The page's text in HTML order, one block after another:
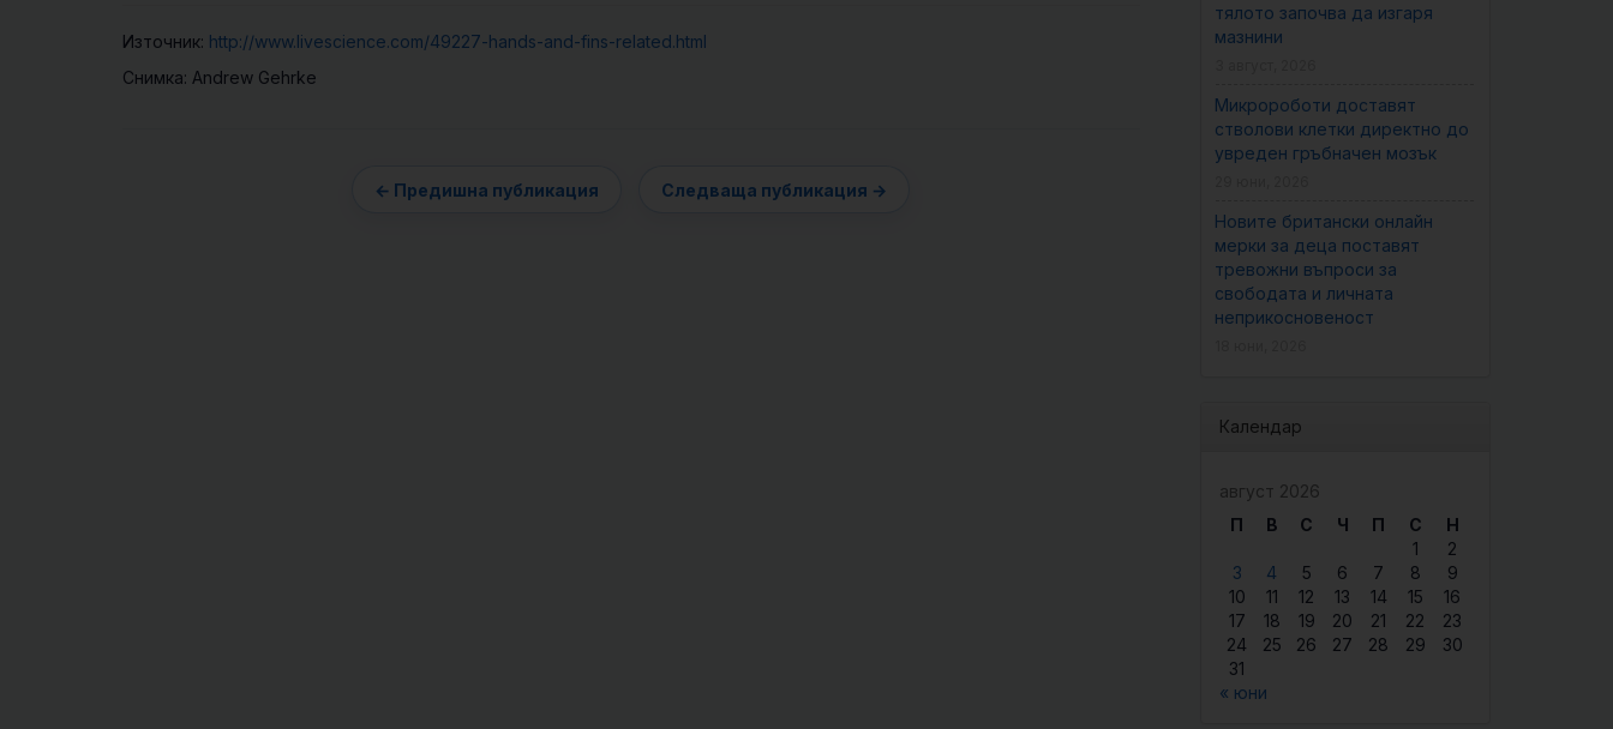
Източник: http://www.livescience.com/49227-hands-and-fins-related.html
Снимка: Andrew Gehrke
тялото започва да изгаря
мазнини
Микророботи доставят
стволови клетки директно до
увреден гръбначен мозък
Новите британски онлайн
мерки за деца поставят
тревожни въпроси за
свободата и личната
неприкосновеност
Календар
август 2026
П
В С Ч П С
Н
1
2
3
4 5 6 7 8
9
10
11 12 13 14 15
16
17
18 19 20 21 22
23
24
25 26 27 28 29
30
31
« юни